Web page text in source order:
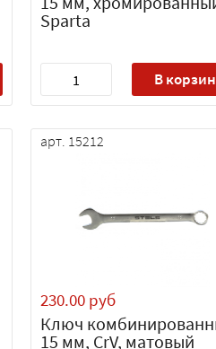
Sparta
В
арт. 15212
230.00 руб
Ключ
15 мм, CrV, матовый